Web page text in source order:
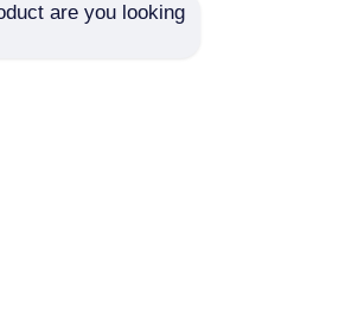
are you looking